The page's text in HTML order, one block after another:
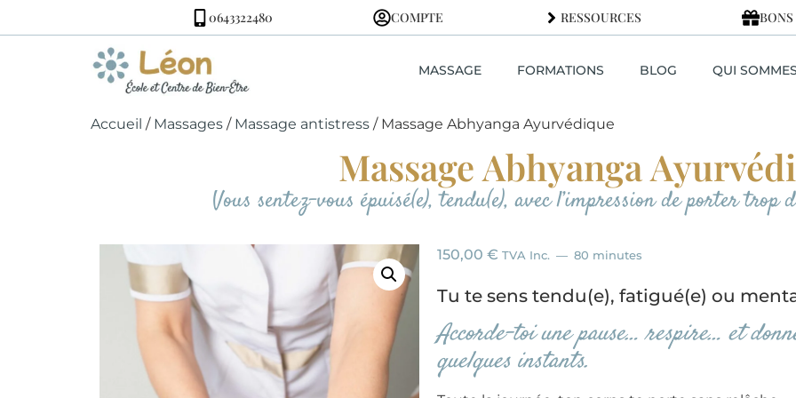
0643322480 COMPTE RESSOURCES
MASSAGE FORMATIONS BLOG QUI
Accueil / Massages / Massage antistress / Massage Abhyanga Ayurvédique
Massage Abhyanga
Vous sentez-vous épuisé(e), tendu(e), avec l’impression de porter trop
150,00 € TVA Inc. 80 minutes
Tu te sens tendu(e), fatigué(e) ou
Accorde-toi une pause… respire… et
quelques instants.